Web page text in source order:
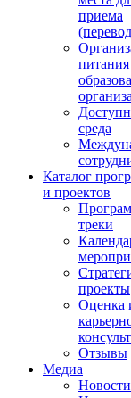
приема
питания
среда
Каталог
и проектов
треки
проекты
Оценка
Отзывы
Медиа
Новости